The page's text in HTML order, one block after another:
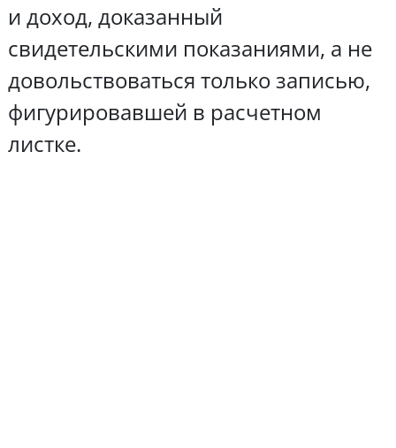
и доход, доказанный
свидетельскими показаниями, а не
довольствоваться только записью,
фигурировавшей в расчетном
листке.